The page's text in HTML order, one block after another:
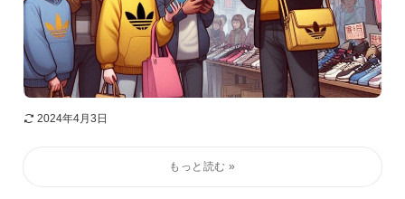
2024年4月3日